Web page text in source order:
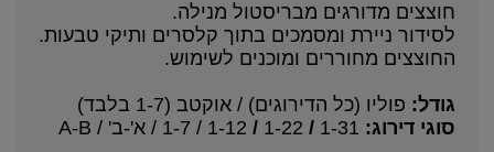
חוצצים מדורגים מבריסטול מנילה.
לסידור ניירת ומסמכים בתוך קלסרים ותיקי טבעות.
החוצצים מחוררים ומוכנים לשימוש.
גודל: פוליו (כל הדירוגים) / אוקטב (1-7 בלבד)
סוגי דירוג:
/
1-22
/ 1-12 / 1-7 / א'-ב' / A-B